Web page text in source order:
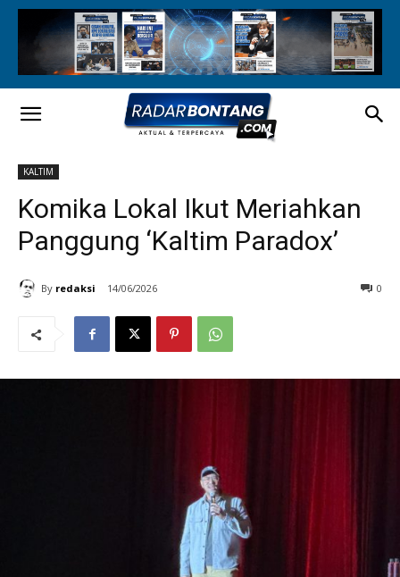
KALTIM
Komika Lokal Ikut Meriahkan
Panggung ‘Kaltim Paradox’
By redaksi 14/06/2026 0